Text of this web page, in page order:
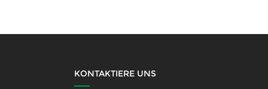
KONTAKTIERE UNS